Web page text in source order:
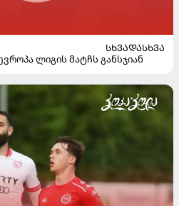
ᲡᲮᲕᲐᲓᲐᲡᲮᲕᲐ
ლიგის მატჩს განსჯიან